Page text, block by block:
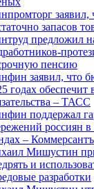
заявил,
запасов
предложил
пенсию
заявил, что
годах обеспечит
– ТАСС
поддержал
россиян
– Коммерсантъ
Мишустин
и
разработки